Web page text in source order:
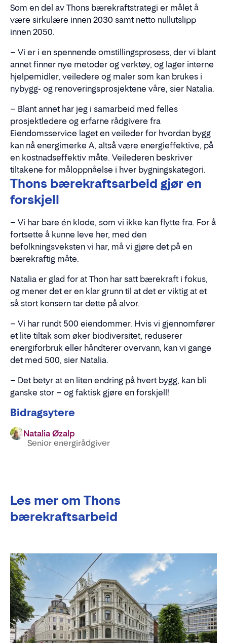
Som en del av Thons bærekraftstrategi er målet å
være sirkulære innen 2030 samt netto nullutslipp
innen 2050.
– Vi er i en spennende omstillingsprosess, der vi blant
annet finner nye metoder og verktøy, og lager interne
hjelpemidler, veiledere og maler som kan brukes i
nybygg- og renoveringsprosjektene våre, sier Natalia.
– Blant annet har jeg i samarbeid med felles
prosjektledere og erfarne rådgivere fra
Eiendomsservice laget en veileder for hvordan bygg
kan nå energimerke A, altså være energieffektive, på
en kostnadseffektiv måte. Veilederen beskriver
tiltakene for måloppnåelse i hver bygningskategori.
Thons bærekraftsarbeid gjør en
forskjell
– Vi har bare én klode, som vi ikke kan flytte fra. For å
fortsette å kunne leve her, med den
befolkningsveksten vi har, må vi gjøre det på en
bærekraftig måte.
Natalia er glad for at Thon har satt bærekraft i fokus,
og mener det er en klar grunn til at det er viktig at et
så stort konsern tar dette på alvor.
– Vi har rundt 500 eiendommer. Hvis vi gjennomfører
et lite tiltak som øker biodiversitet, reduserer
energiforbruk eller håndterer overvann, kan vi gange
det med 500, sier Natalia.
– Det betyr at en liten endring på hvert bygg, kan bli
ganske stor – og faktisk gjøre en forskjell!
Bidragsytere
Natalia Øzalp
Senior energirådgiver
Les mer om Thons
bærekraftsarbeid